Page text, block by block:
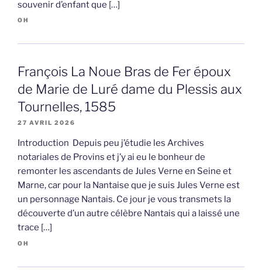
souvenir d’enfant que […]
OH
François La Noue Bras de Fer époux
de Marie de Luré dame du Plessis aux
Tournelles, 1585
27 AVRIL 2026
Introduction Depuis peu j’étudie les Archives
notariales de Provins et j’y ai eu le bonheur de
remonter les ascendants de Jules Verne en Seine et
Marne, car pour la Nantaise que je suis Jules Verne est
un personnage Nantais. Ce jour je vous transmets la
découverte d’un autre célèbre Nantais qui a laissé une
trace […]
OH